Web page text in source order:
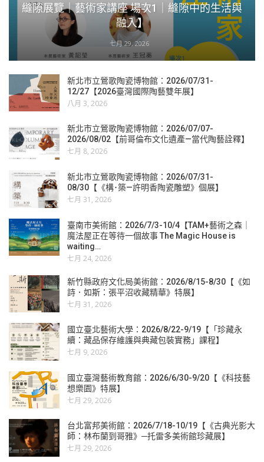
縫隙展覽｜藝術家講座 場次1｜縫隙中的生活與
融入】
七月 29, 2026
新北市立鶯歌陶瓷博物館：2026/07/31-
12/27【2026臺灣國際陶藝雙年展】
八月 3, 2026
新北市立鶯歌陶瓷博物館：2026/07/07-
2026/08/02【前哥倫布文化遺產—當代陶藝詮釋】
七月 8, 2026
新北市立鶯歌陶瓷博物館：2026/07/31-
08/30【《構･築—許明香陶瓷雕塑》個展】
七月 31, 2026
臺南市美術館：2026/7/3-10/4【TAM+藝術之森｜
魔法屋正在等待一個故事 The Magic House is
waiting…
七月 24, 2026
新竹縣政府文化局美術館：2026/8/15-8/30【《如
詩．如斯：張平沼收藏精華》特展】
七月 31, 2026
國立臺北藝術大學：2026/8/22-9/19【「珍藏永
續：藏品保存維護與典藏包裝實務」課程】
七月 9, 2026
國立臺灣藝術教育館：2026/6/30-9/20【《科技藝
想樂園》特展】
七月 29, 2026
台北富邦美術館：2026/7/18-10/19【《古典光影大
師：林布蘭到哥雅》─托雷多美術館珍藏展】
七月 29, 2026